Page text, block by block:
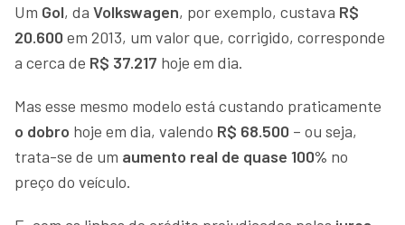
Um Gol, da Volkswagen, por exemplo, custava R$
20.600 em 2013, um valor que, corrigido, corresponde
a cerca de R$ 37.217 hoje em dia.
Mas esse mesmo modelo está custando praticamente
o dobro hoje em dia, valendo R$ 68.500 – ou seja,
trata-se de um aumento real de quase 100% no
preço do veículo.